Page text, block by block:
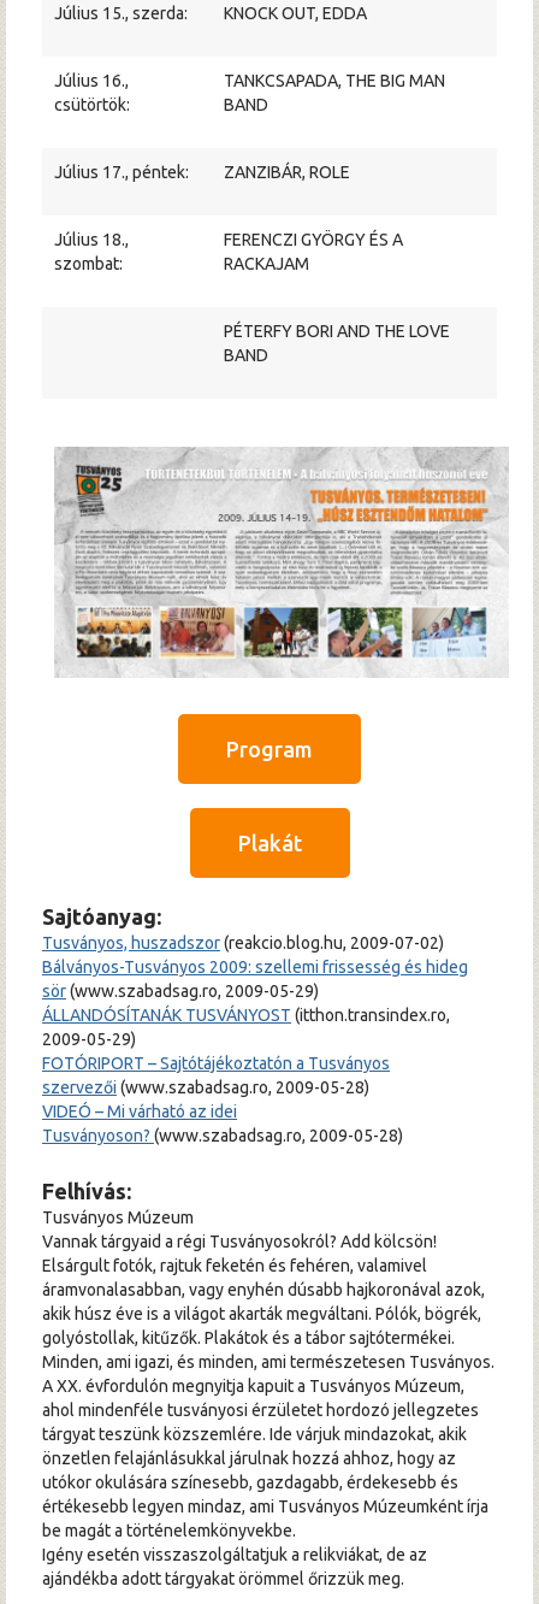
Július 15., szerda: KNOCK OUT, EDDA
Július 16.,
csütörtök:
TANKCSAPADA, THE BIG MAN
BAND
Július 17., péntek: ZANZIBÁR, ROLE
Július 18.,
szombat:
FERENCZI GYÖRGY ÉS A
RACKAJAM
PÉTERFY BORI AND THE LOVE
BAND
Program
Plakát
Sajtóanyag:
Tusványos, huszadszor(reakcio.blog.hu, 2009-07-02)
Bálványos-Tusványos 2009: szellemi frissesség és hideg
sör(www.szabadsag.ro, 2009-05-29)
ÁLLANDÓSÍTANÁK TUSVÁNYOST (itthon.transindex.ro,
2009-05-29)
FOTÓRIPORT – Sajtótájékoztatón a Tusványos
szervezői (www.szabadsag.ro, 2009-05-28)
VIDEÓ – Mi várható az idei
Tusványoson? (www.szabadsag.ro, 2009-05-28)
Felhívás:
Tusványos Múzeum
Vannak tárgyaid a régi Tusványosokról? Add kölcsön!
Elsárgult fotók, rajtuk feketén és fehéren, valamivel
áramvonalasabban, vagy enyhén dúsabb hajkoronával azok,
akik húsz éve is a világot akarták megváltani. Pólók, bögrék,
golyóstollak, kitűzők. Plakátok és a tábor sajtótermékei.
Minden, ami igazi, és minden, ami természetesen Tusványos.
A XX. évfordulón megnyitja kapuit a Tusványos Múzeum,
ahol mindenféle tusványosi érzületet hordozó jellegzetes
tárgyat teszünk közszemlére. Ide várjuk mindazokat, akik
önzetlen felajánlásukkal járulnak hozzá ahhoz, hogy az
utókor okulására színesebb, gazdagabb, érdekesebb és
értékesebb legyen mindaz, ami Tusványos Múzeumként írja
be magát a történelemkönyvekbe.
Igény esetén visszaszolgáltatjuk a relikviákat, de az
ajándékba adott tárgyakat örömmel őrizzük meg.